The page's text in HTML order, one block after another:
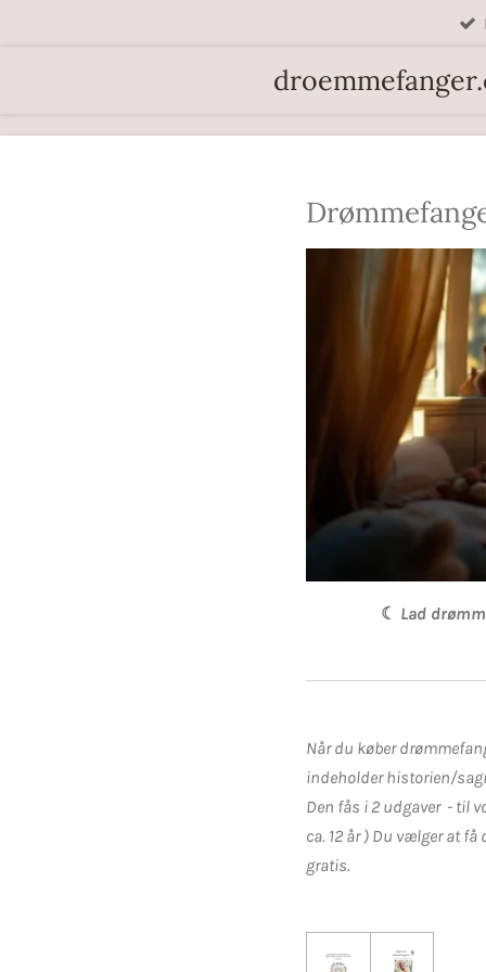
☾ Lad
Når du køber
indeholder historien/
Den fås i 2 udgaver - til
ca. 12 år ) Du vælger at
gratis.